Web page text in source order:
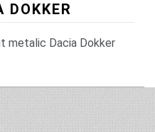
DOKKER
metalic Dacia Dokker